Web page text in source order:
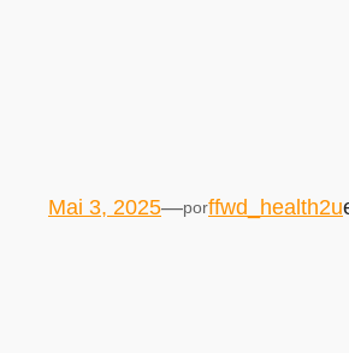
Mai 3, 2025—porffwd_health2u